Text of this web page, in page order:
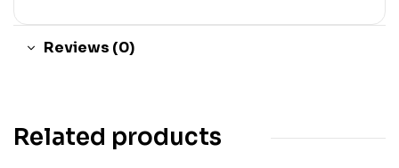
Reviews (0)
Related products